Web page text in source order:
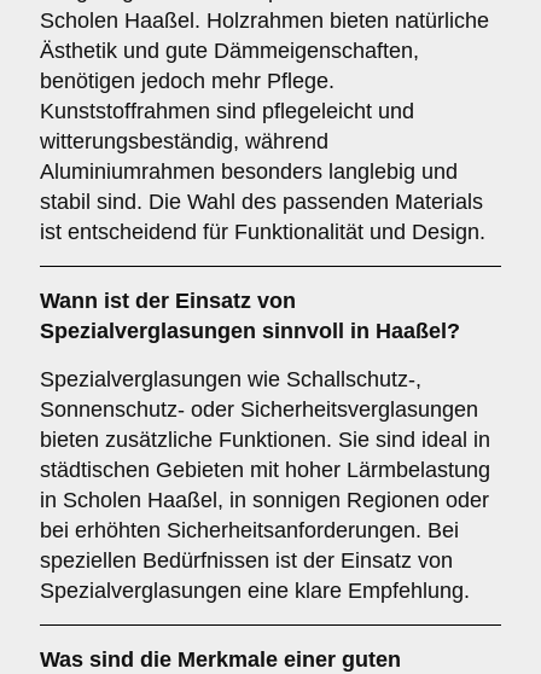
Scholen Haaßel. Holzrahmen bieten natürliche
Ästhetik und gute Dämmeigenschaften,
benötigen jedoch mehr Pflege.
Kunststoffrahmen sind pflegeleicht und
witterungsbeständig, während
Aluminiumrahmen besonders langlebig und
stabil sind. Die Wahl des passenden Materials
ist entscheidend für Funktionalität und Design.
Wann ist der Einsatz von
Spezialverglasungen sinnvoll in Haaßel?
Spezialverglasungen wie Schallschutz-,
Sonnenschutz- oder Sicherheitsverglasungen
bieten zusätzliche Funktionen. Sie sind ideal in
städtischen Gebieten mit hoher Lärmbelastung
in Scholen Haaßel, in sonnigen Regionen oder
bei erhöhten Sicherheitsanforderungen. Bei
speziellen Bedürfnissen ist der Einsatz von
Spezialverglasungen eine klare Empfehlung.
Was sind die Merkmale einer guten